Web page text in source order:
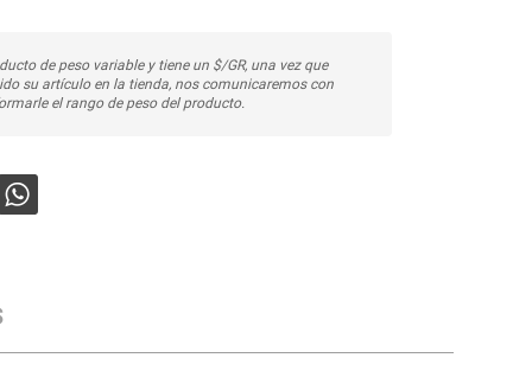
de peso variable y tiene un $/GR, una vez que
su artículo en la tienda, nos comunicaremos con
el rango de peso del producto.